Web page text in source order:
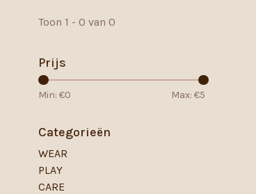
Toon 1 - 0 van 0
Prijs
Min: €0 Max: €5
Categorieën
WEAR
PLAY
CARE